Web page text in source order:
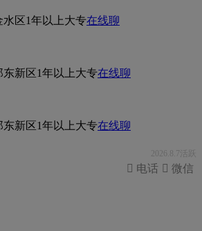
水区1年以上大专在线聊
东新区1年以上大专在线聊
东新区1年以上大专在线聊
2026.8.7活跃
 微信
 电话